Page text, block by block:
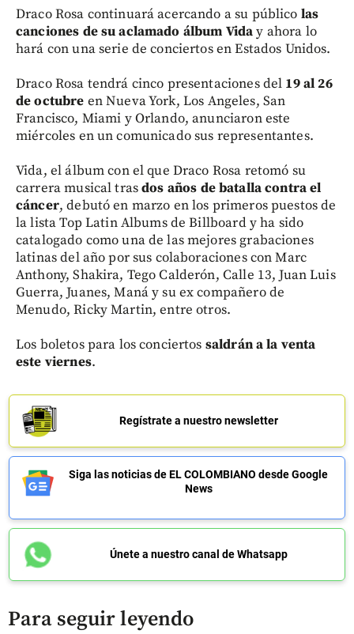
Draco Rosa continuará acercando a su público las
canciones de su aclamado álbum Viday ahora lo
hará con una serie de conciertos en Estados Unidos.
Draco Rosa tendrá cinco presentaciones del 19 al 26
de octubre en Nueva York, Los Angeles, San
Francisco, Miami y Orlando, anunciaron este
miércoles en un comunicado sus representantes.
Vida, el álbum con el que Draco Rosa retomó su
carrera musical trasdos años de batalla contra el
cáncer, debutó en marzo en los primeros puestos de
la lista Top Latin Albums de Billboard y ha sido
catalogado como una de las mejores grabaciones
latinas del año por sus colaboraciones con Marc
Anthony, Shakira, Tego Calderón, Calle 13, Juan Luis
Guerra, Juanes, Maná y su ex compañero de
Menudo, Ricky Martin, entre otros.
Los boletos para los conciertos saldrán a la venta
este viernes.
Regístrate a nuestro newsletter
Siga las noticias de EL COLOMBIANO desde Google
News
Únete a nuestro canal de Whatsapp
Para seguir leyendo